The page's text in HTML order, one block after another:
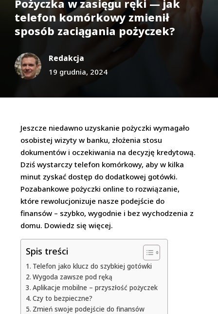
Pożyczka w zasięgu ręki — jak
telefon komórkowy zmienił
sposób zaciągania pożyczek?
Redakcja
19 grudnia, 2024
Jeszcze niedawno uzyskanie pożyczki wymagało
osobistej wizyty w banku, złożenia stosu
dokumentów i oczekiwania na decyzję kredytową.
Dziś wystarczy telefon komórkowy, aby w kilka
minut zyskać dostęp do dodatkowej gotówki.
Pozabankowe pożyczki online to rozwiązanie,
które rewolucjonizuje nasze podejście do
finansów – szybko, wygodnie i bez wychodzenia z
domu. Dowiedz się więcej.
Spis treści
Telefon jako klucz do szybkiej gotówki
Wygoda zawsze pod ręką
Aplikacje mobilne – przyszłość pożyczek
Czy to bezpieczne?
Zmień swoje podejście do finansów